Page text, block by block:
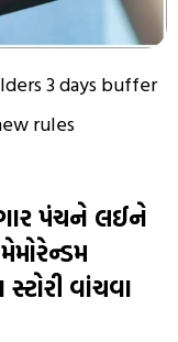
3 days buffer
rules
પંચને લઈને
વાંચવા